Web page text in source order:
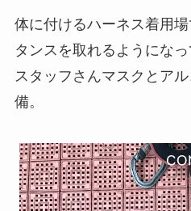
体に付けるハーネス着用
タンスを取れるようにな
スタッフさんマスクとア
備。